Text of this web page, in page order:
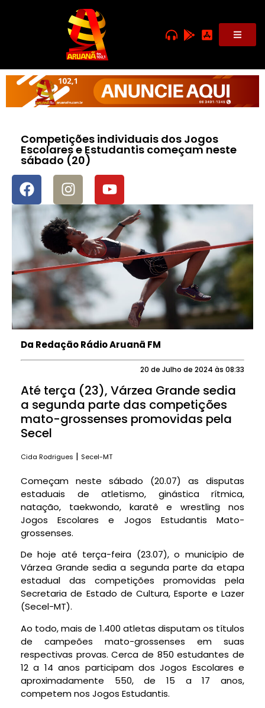
Competições individuais dos Jogos
Escolares e Estudantis começam neste
sábado (20)
Da Redação Rádio Aruanã FM
20 de Julho de 2024 às 08:33
Até terça (23), Várzea Grande sedia
a segunda parte das competições
mato-grossenses promovidas pela
Secel
Cida Rodrigues | Secel-MT
Começam neste sábado (20.07) as disputas
estaduais de atletismo, ginástica rítmica,
natação, taekwondo, karatê e wrestling nos
Jogos Escolares e Jogos Estudantis Mato-
grossenses.
De hoje até terça-feira (23.07), o município de
Várzea Grande sedia a segunda parte da etapa
estadual das competições promovidas pela
Secretaria de Estado de Cultura, Esporte e Lazer
(Secel-MT).
Ao todo, mais de 1.400 atletas disputam os títulos
de campeões mato-grossenses em suas
respectivas provas. Cerca de 850 estudantes de
12 a 14 anos participam dos Jogos Escolares e
aproximadamente 550, de 15 a 17 anos,
competem nos Jogos Estudantis.